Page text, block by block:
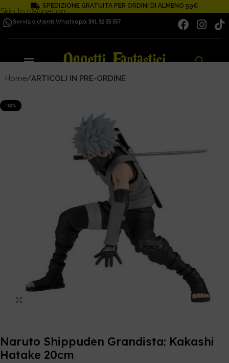
Skip to navigation
Skip to main content
SPEDIZIONE GRATUITA PER ORDINI DI ALMENO 59€
Servizio clienti Whatsapp: 391 32 33 337
Home ARTICOLI IN PRE-ORDINE
-15%
Naruto Shippuden Grandista: Kakashi
Hatake 20cm